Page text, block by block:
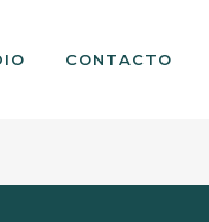
CONTACTO